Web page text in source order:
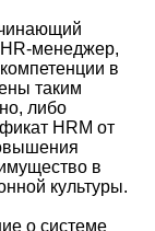
менеджер,
в
таким
либо
HRM от
в
культуры.
о системе